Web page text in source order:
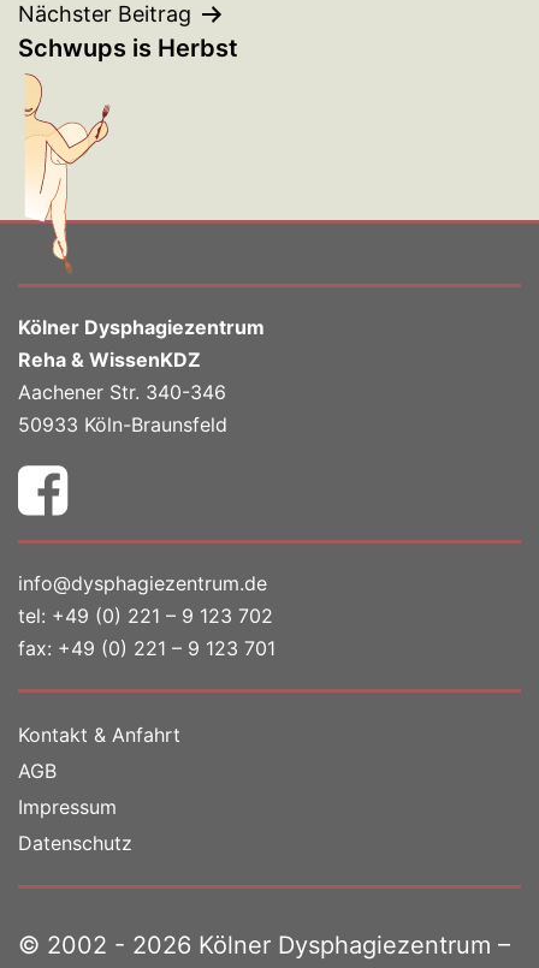
Nächster Beitrag
Schwups is Herbst
Kölner Dysphagiezentrum
Reha & WissenKDZ
Aachener Str. 340-346
50933 Köln-Braunsfeld
info@dysphagiezentrum.de
tel: +49 (0) 221 – 9 123 702
fax: +49 (0) 221 – 9 123 701
Kontakt & Anfahrt
AGB
Impressum
Datenschutz
© 2002 - 2026 Kölner Dysphagiezentrum –